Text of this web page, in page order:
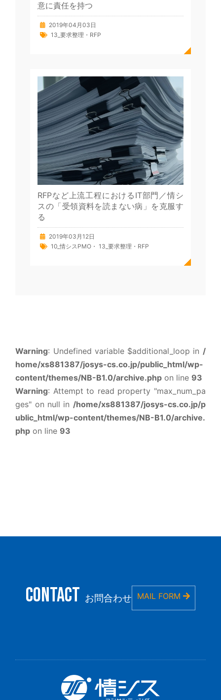
意に責任を持つ
2019年04月03日
13_要求整理・RFP
RFPなど上流工程におけるIT部門／情シ
スの「受領資料を読まない病」を克服す
る
2019年03月12日
10_情シスPMO ・13_要求整理・RFP
Warning: Undefined variable $additional_loop in /
home/xs881387/josys-cs.co.jp/public_html/wp-
content/themes/NB-B1.0/archive.php on line 93
Warning: Attempt to read property "max_num_pa
ges" on null in /home/xs881387/josys-cs.co.jp/p
ublic_html/wp-content/themes/NB-B1.0/archive.
php on line 93
CONTACT お問合わせ MAIL FORM